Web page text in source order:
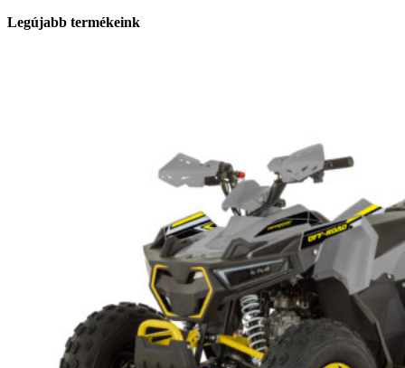
Legújabb termékeink